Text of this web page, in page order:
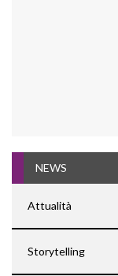
NEWS
Attualità
Storytelling